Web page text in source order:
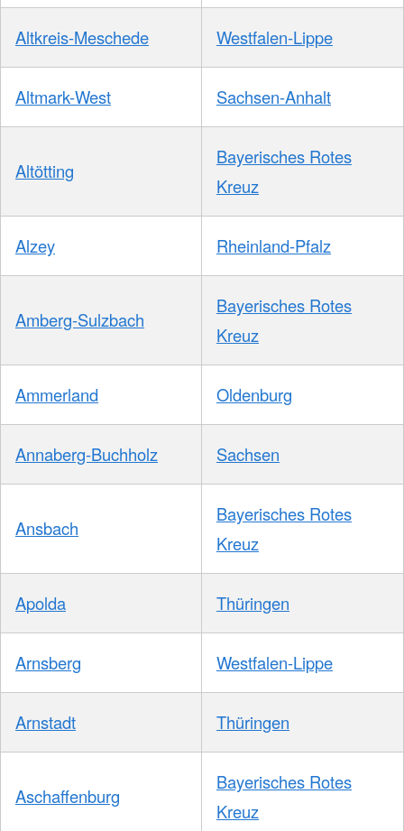
Altkreis-Meschede Westfalen-Lippe
Altmark-West Sachsen-Anhalt
Altötting
Bayerisches Rotes
Kreuz
Alzey Rheinland-Pfalz
Amberg-Sulzbach
Bayerisches Rotes
Kreuz
Ammerland Oldenburg
Annaberg-Buchholz Sachsen
Ansbach
Bayerisches Rotes
Kreuz
Apolda Thüringen
Arnsberg Westfalen-Lippe
Arnstadt Thüringen
Aschaffenburg
Bayerisches Rotes
Kreuz